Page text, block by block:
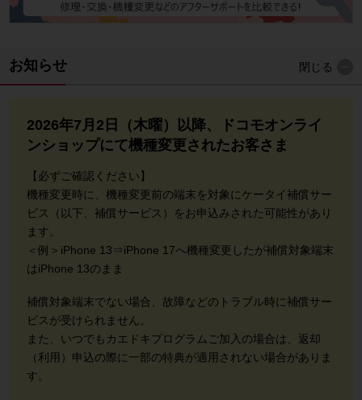
お知らせ 閉じる
2026年7月2日（木曜）以降、ドコモオンライ
ンショップにて機種変更されたお客さま
【必ずご確認ください】
機種変更時に、機種変更前の端末を対象にケータイ補償サー
ビス（以下、補償サービス）をお申込みされた可能性があり
ます。
＜例＞iPhone 13⇒iPhone 17へ機種変更したが補償対象端末
はiPhone 13のまま
補償対象端末でない場合、故障などのトラブル時に補償サー
ビスが受けられません。
また、いつでもカエドキプログラムご加入の場合は、返却
（利用）申込の際に一部の特典が適用されない場合がありま
す。